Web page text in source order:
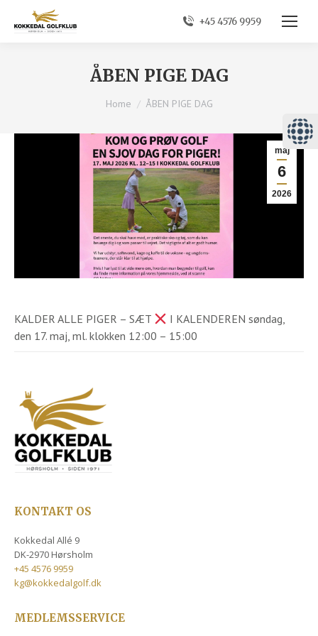
+45 4576 9959
ÅBEN PIGE DAG
You are here:
Home ÅBEN PIGE DAG
maj
6
2026
KALDER ALLE PIGER – SÆT
I KALENDEREN søndag,
den 17. maj, ml. klokken 12:00 – 15:00
KONTAKT OS
Kokkedal Allé 9
DK-2970 Hørsholm
+45 4576 9959
kg@kokkedalgolf.dk
MEDLEMSSERVICE